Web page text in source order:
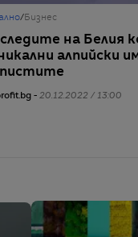
/Бизнес
на Белия
алпийски
- 20.12.2022 / 13:00